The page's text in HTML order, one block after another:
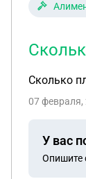
Сколько
07 февраля,
У вас
Опишите